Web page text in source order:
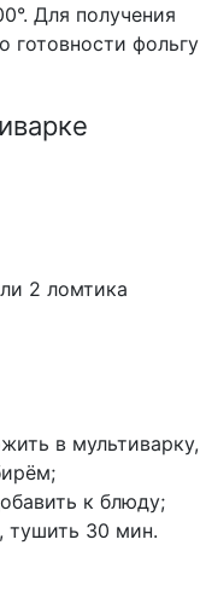
Для получения
готовности фольгу
2 ломтика
в мультиварку,
к блюду;
тушить 30 мин.